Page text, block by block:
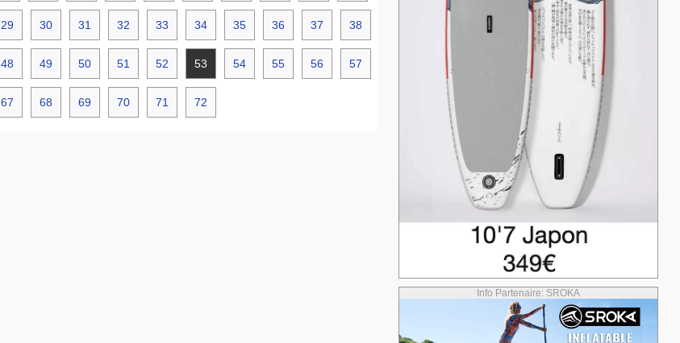
29 30 31 32 33 34 35 36 37 38
48 49 50 51 52 53 54 55 56 57
67 68 69 70 71 72
Info Partenaire: SROKA